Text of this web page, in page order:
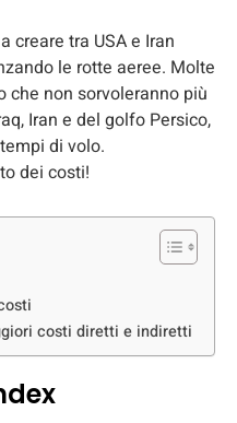
creare tra USA e Iran
le rotte aeree. Molte
non sorvoleranno più
Iran e del golfo Persico,
di volo.
dei costi!
costi diretti e indiretti